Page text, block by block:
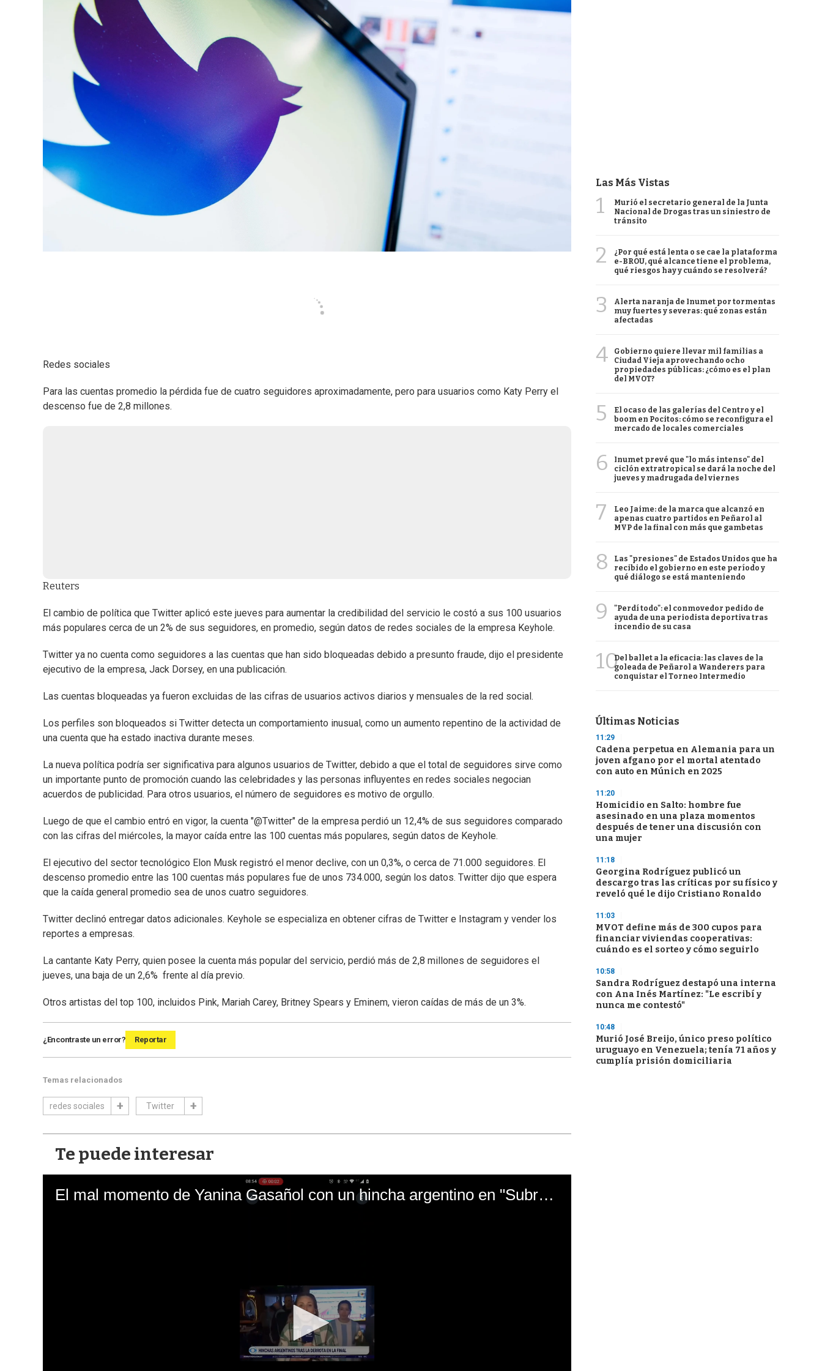
Redes sociales
Para las cuentas promedio la pérdida fue de cuatro seguidores aproximadamente, pero para usuarios como Katy Perry el
descenso fue de 2,8 millones.
Reuters
El cambio de política que Twitter aplicó este jueves para aumentar la credibilidad del servicio le costó a sus 100 usuarios
más populares cerca de un 2% de sus seguidores, en promedio, según datos de redes sociales de la empresa Keyhole.
Twitter ya no cuenta como seguidores a las cuentas que han sido bloqueadas debido a presunto fraude, dijo el presidente
ejecutivo de la empresa, Jack Dorsey, en una publicación.
Las cuentas bloqueadas ya fueron excluidas de las cifras de usuarios activos diarios y mensuales de la red social.
Los perfiles son bloqueados si Twitter detecta un comportamiento inusual, como un aumento repentino de la actividad de
una cuenta que ha estado inactiva durante meses.
La nueva política podría ser significativa para algunos usuarios de Twitter, debido a que el total de seguidores sirve como
un importante punto de promoción cuando las celebridades y las personas influyentes en redes sociales negocian
acuerdos de publicidad. Para otros usuarios, el número de seguidores es motivo de orgullo.
Luego de que el cambio entró en vigor, la cuenta "@Twitter" de la empresa perdió un 12,4% de sus seguidores comparado
con las cifras del miércoles, la mayor caída entre las 100 cuentas más populares, según datos de Keyhole.
El ejecutivo del sector tecnológico Elon Musk registró el menor declive, con un 0,3%, o cerca de 71.000 seguidores. El
descenso promedio entre las 100 cuentas más populares fue de unos 734.000, según los datos. Twitter dijo que espera
que la caída general promedio sea de unos cuatro seguidores.
Twitter declinó entregar datos adicionales. Keyhole se especializa en obtener cifras de Twitter e Instagram y vender los
reportes a empresas.
La cantante Katy Perry, quien posee la cuenta más popular del servicio, perdió más de 2,8 millones de seguidores el
jueves, una baja de un 2,6% frente al día previo.
Otros artistas del top 100, incluidos Pink, Mariah Carey, Britney Spears y Eminem, vieron caídas de más de un 3%.
¿Encontraste un error? Reportar
Temas relacionados
redes sociales Twitter
Te puede interesar
El mal momento de Yanina Gasañol con un hincha argentino en "Subrayado"
Las Más Vistas
1
Murió el secretario general de la Junta
Nacional de Drogas tras un siniestro de
tránsito
2
¿Por qué está lenta o se cae la plataforma
e-BROU, qué alcance tiene el problema,
qué riesgos hay y cuándo se resolverá?
3
Alerta naranja de Inumet por tormentas
muy fuertes y severas: qué zonas están
afectadas
4
Gobierno quiere llevar mil familias a
Ciudad Vieja aprovechando ocho
propiedades públicas: ¿cómo es el plan
del MVOT?
5
El ocaso de las galerías del Centro y el
boom en Pocitos: cómo se reconfigura el
mercado de locales comerciales
6
Inumet prevé que "lo más intenso" del
ciclón extratropical se dará la noche del
jueves y madrugada del viernes
7
Leo Jaime: de la marca que alcanzó en
apenas cuatro partidos en Peñarol al
MVP de la final con más que gambetas
8
Las "presiones" de Estados Unidos que ha
recibido el gobierno en este período y
qué diálogo se está manteniendo
9
"Perdí todo": el conmovedor pedido de
ayuda de una periodista deportiva tras
incendio de su casa
10Del ballet a la eficacia: las claves de la
goleada de Peñarol a Wanderers para
conquistar el Torneo Intermedio
Últimas Noticias
11:29
Cadena perpetua en Alemania para un
joven afgano por el mortal atentado
con auto en Múnich en 2025
11:20
Homicidio en Salto: hombre fue
asesinado en una plaza momentos
después de tener una discusión con
una mujer
11:18
Georgina Rodríguez publicó un
descargo tras las críticas por su físico y
reveló qué le dijo Cristiano Ronaldo
11:03
MVOT define más de 300 cupos para
financiar viviendas cooperativas:
cuándo es el sorteo y cómo seguirlo
10:58
Sandra Rodríguez destapó una interna
con Ana Inés Martínez: "Le escribí y
nunca me contestó"
10:48
Murió José Breijo, único preso político
uruguayo en Venezuela; tenía 71 años y
cumplía prisión domiciliaria